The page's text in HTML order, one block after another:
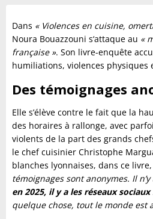
Dans « Violences en cuisine,
Noura Bouazzouni s‘attaque au «
française ». Son livre-enquête
humiliations, violences physiques
Des témoignages
Elle s’élève contre le fait que la
des horaires à rallonge, avec
violents de la part des grands
le chef cuisinier Christophe
blanches lyonnaises, dans ce livre,
témoignages sont anonymes. Il
en 2025, il y a les réseaux sociaux
quelque chose, tout le monde est